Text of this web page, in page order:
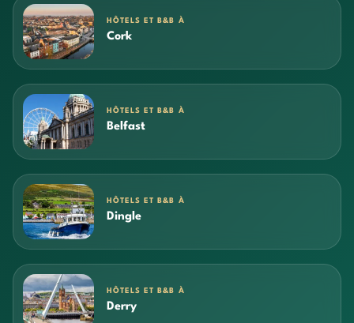
HÔTELS ET B&B À
Cork
HÔTELS ET B&B À
Belfast
HÔTELS ET B&B À
Dingle
HÔTELS ET B&B À
Derry